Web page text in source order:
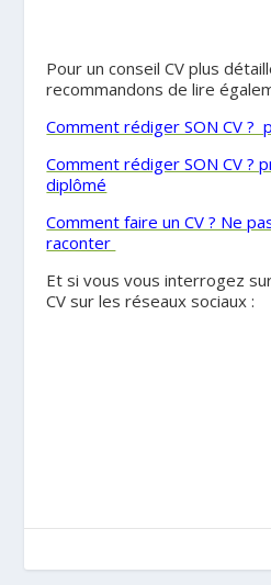
Pour un conseil CV plus
recommandons de lire
Comment rédiger SON CV ?
Comment rédiger SON CV ?
diplômé
Comment faire un CV ? Ne
raconter
Et si vous vous interrogez
CV sur les réseaux sociaux :